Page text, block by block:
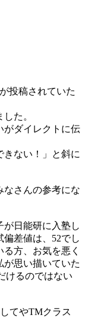
投稿されていた
た。
がダイレクトに伝
きない！」と斜に
なさんの参考にな
が日能研に入塾し
差値は、52でし
方、お気を悪く
が思い描いていた
けるのではない
てやTMクラス